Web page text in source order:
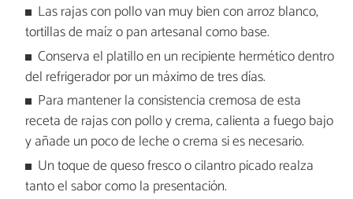
Las rajas con pollo van muy bien con arroz blanco,
tortillas de maíz o pan artesanal como base.
Conserva el platillo en un recipiente hermético dentro
del refrigerador por un máximo de tres días.
Para mantener la consistencia cremosa de esta
receta de rajas con pollo y crema, calienta a fuego bajo
y añade un poco de leche o crema si es necesario.
Un toque de queso fresco o cilantro picado realza
tanto el sabor como la presentación.